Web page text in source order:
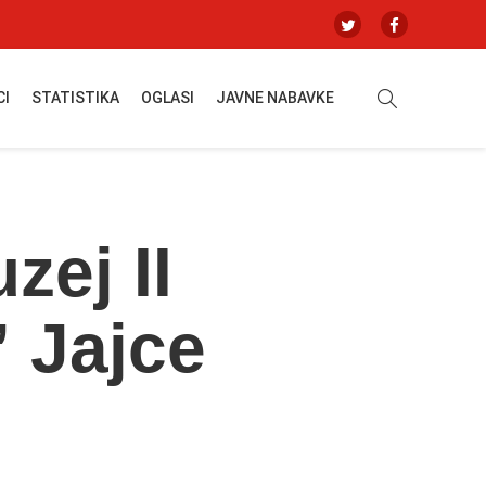
STATISTIKA OGLASI JAVNE NABAVKE
II
Jajce